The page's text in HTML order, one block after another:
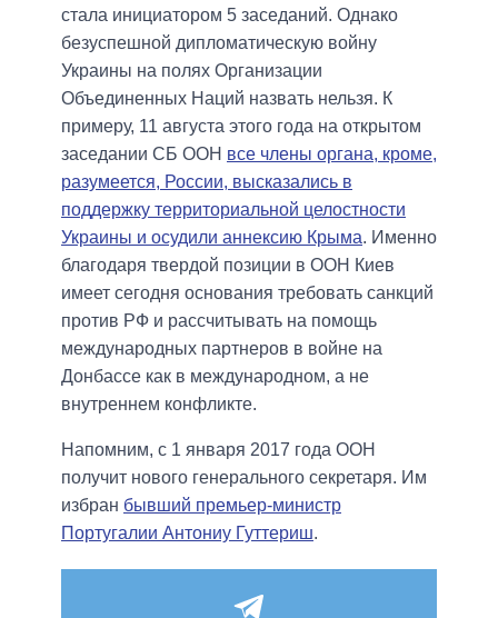
стала инициатором 5 заседаний. Однако
безуспешной дипломатическую войну
Украины на полях Организации
Объединенных Наций назвать нельзя. К
примеру, 11 августа этого года на открытом
заседании СБ ООН все члены органа, кроме,
разумеется, России, высказались в
поддержку территориальной целостности
Украины и осудили аннексию Крыма. Именно
благодаря твердой позиции в ООН Киев
имеет сегодня основания требовать санкций
против РФ и рассчитывать на помощь
международных партнеров в войне на
Донбассе как в международном, а не
внутреннем конфликте.
Напомним, с 1 января 2017 года ООН
получит нового генерального секретаря. Им
избран бывший премьер-министр
Португалии Антониу Гуттериш.